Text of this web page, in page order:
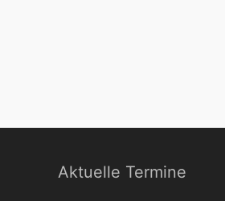
Aktuelle Termine